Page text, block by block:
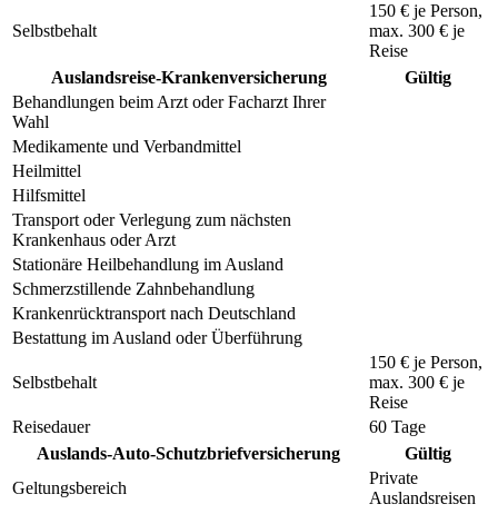
Selbstbehalt
150 € je Person,
max. 300 € je
Reise
Auslandsreise-Krankenversicherung
Gültig
Behandlungen beim Arzt oder Facharzt Ihrer
Wahl
Medikamente und Verbandmittel
Heilmittel
Hilfsmittel
Transport oder Verlegung zum nächsten
Krankenhaus oder Arzt
Stationäre Heilbehandlung im Ausland
Schmerzstillende Zahnbehandlung
Krankenrücktransport nach Deutschland
Bestattung im Ausland oder Überführung
Selbstbehalt
150 € je Person,
max. 300 € je
Reise
Reisedauer
60 Tage
Auslands-Auto-Schutzbriefversicherung
Gültig
Geltungsbereich
Private
Auslandsreisen